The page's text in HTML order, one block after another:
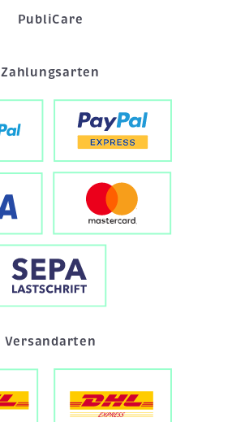
PubliCare
Zahlungsarten
Versandarten